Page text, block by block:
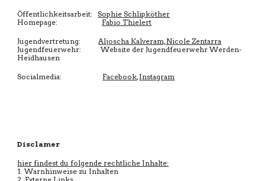
Öffentlichkeitsarbeit:Sophie Schlipköther
Homepage: Fabio Thielert
Jugendvertretung:Aljoscha Kalveram, Nicole Zentarra
Jugendfeuerwehr: Website der Jugendfeuerwehr Werden-
Heidhausen
Socialmedia: Facebook,Instagram
Disclamer
hier findest du folgende rechtliche Inhalte:
1. Warnhinweise zu Inhalten